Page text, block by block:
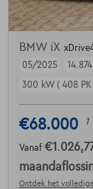
BMW iX
05/2025
300 kW ( 408 PK
€68.000 1
Vanaf €1.026,77
Ontdek het